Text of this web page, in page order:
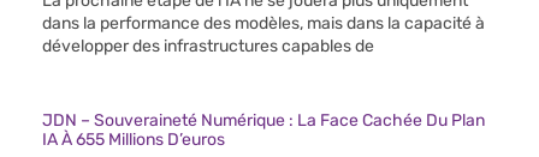
dans la performance des modèles, mais dans la capacité à
développer des infrastructures capables de
JDN – Souveraineté Numérique : La Face Cachée Du Plan
IA À 655 Millions D’euros